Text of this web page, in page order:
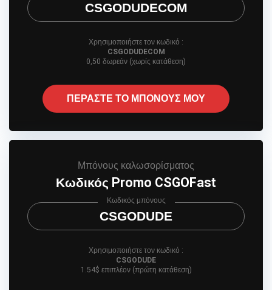
CSGODUDECOM
Χρησιμοποιήστε τον κωδικό :
CSGODUDECOM
0,50 δωρεάν (χωρίς κατάθεση)
ΠΕΡΑΣΤΕ ΤΟ ΜΠΟΝΟΥΣ ΜΟΥ
Μπόνους καλωσορίσματος
Κωδικός Promo CSGOFast
CSGODUDE
Κωδικός μπόνους
Χρησιμοποιήστε τον κωδικό :
CSGODUDE
1.54$ επιπλέον (πρώτη κατάθεση)